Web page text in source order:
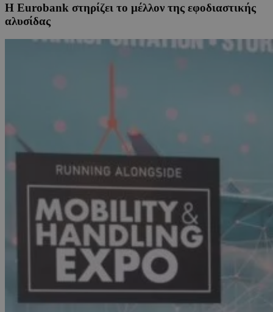
Η Eurobank στηρίζει το μέλλον της εφοδιαστικής
αλυσίδας